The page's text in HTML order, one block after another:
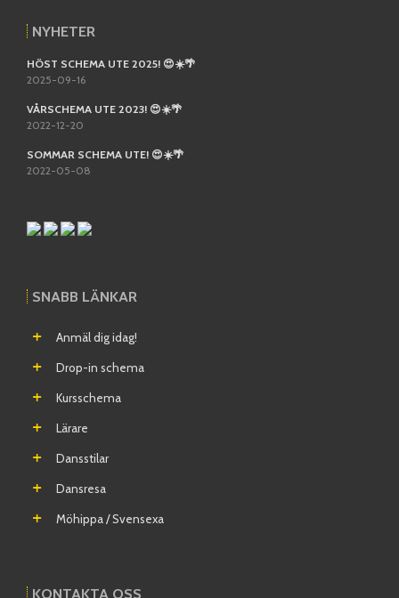
NYHETER
HÖST SCHEMA UTE 2025! 😍☀️🌴
2025-09-16
VÅRSCHEMA UTE 2023! 😍☀️🌴
2022-12-20
SOMMAR SCHEMA UTE! 😍☀️🌴
2022-05-08
SNABB LÄNKAR
Anmäl dig idag!
Drop-in schema
Kursschema
Lärare
Dansstilar
Dansresa
Möhippa / Svensexa
KONTAKTA OSS